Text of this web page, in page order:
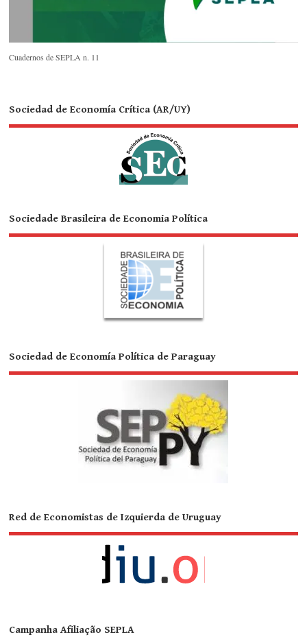
Cuadernos de SEPLA n. 11
Sociedad de Economía Crítica (AR/UY)
Sociedade Brasileira de Economia Política
Sociedad de Economía Política de Paraguay
Red de Economistas de Izquierda de Uruguay
Campanha Afiliação SEPLA